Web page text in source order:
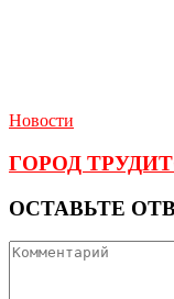
Новости
ГОРОД
ОСТАВЬТЕ